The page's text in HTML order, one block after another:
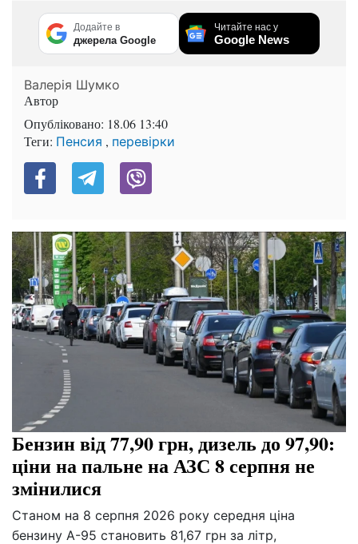
Додайте в
джерела Google
Читайте нас у
Google News
Валерія Шумко
Автор
Опубліковано: 18.06 13:40
Теги: Пенсия , перевірки
Бензин від 77,90 грн, дизель до 97,90:
ціни на пальне на АЗС 8 серпня не
змінилися
Станом на 8 серпня 2026 року середня ціна
бензину А-95 становить 81,67 грн за літр,